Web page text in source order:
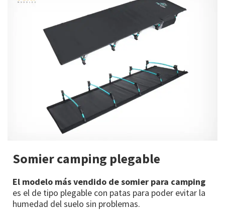
Somier camping plegable
El modelo más vendido de somier para camping
es el de tipo plegable con patas para poder evitar la
humedad del suelo sin problemas.